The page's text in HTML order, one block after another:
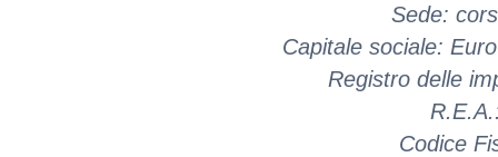
Sede:
Capitale sociale:
Registro delle
Codice